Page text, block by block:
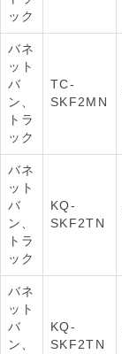
ック
バネ
ット
バ
ン、
トラ
ック
TC-
SKF2MN
バネ
ット
バ
ン、
トラ
ック
KQ-
SKF2TN
バネ
ット
バ
ン、
KQ-
SKF2TN